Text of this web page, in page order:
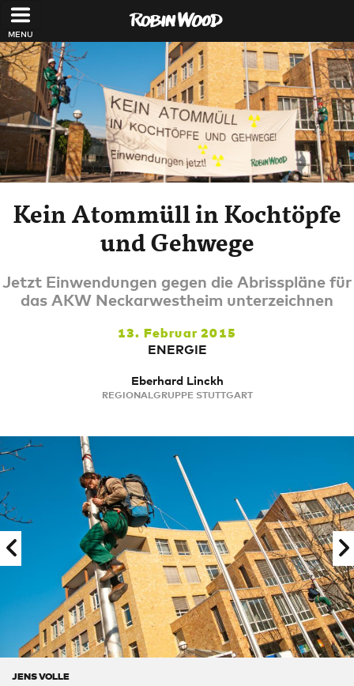
Direkt zum Inhalt
Kein Atommüll in Kochtöpfe
und Gehwege
Jetzt Einwendungen gegen die Abrisspläne für
das AKW Neckarwestheim unterzeichnen
13. Februar 2015
ENERGIE
Eberhard Linckh
REGIONALGRUPPE STUTTGART
JENS VOLLE